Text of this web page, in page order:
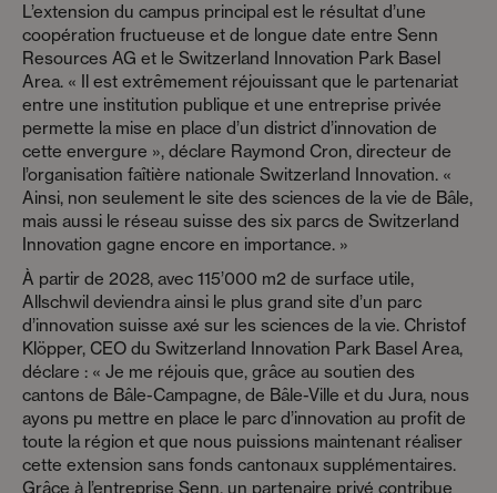
L’extension du campus principal est le résultat d’une
coopération fructueuse et de longue date entre Senn
Resources AG et le Switzerland Innovation Park Basel
Area. « Il est extrêmement réjouissant que le partenariat
entre une institution publique et une entreprise privée
permette la mise en place d’un district d’innovation de
cette envergure », déclare Raymond Cron, directeur de
l’organisation faîtière nationale Switzerland Innovation. «
Ainsi, non seulement le site des sciences de la vie de Bâle,
mais aussi le réseau suisse des six parcs de Switzerland
Innovation gagne encore en importance. »
À partir de 2028, avec 115’000 m2 de surface utile,
Allschwil deviendra ainsi le plus grand site d’un parc
d’innovation suisse axé sur les sciences de la vie. Christof
Klöpper, CEO du Switzerland Innovation Park Basel Area,
déclare : « Je me réjouis que, grâce au soutien des
cantons de Bâle-Campagne, de Bâle-Ville et du Jura, nous
ayons pu mettre en place le parc d’innovation au profit de
toute la région et que nous puissions maintenant réaliser
cette extension sans fonds cantonaux supplémentaires.
Grâce à l’entreprise Senn, un partenaire privé contribue